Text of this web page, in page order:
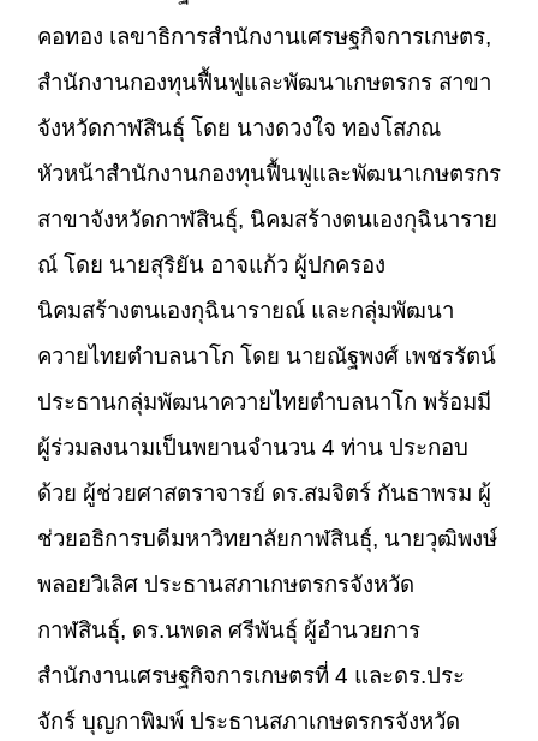
คอทอง เลขาธิการสำนักงานเศรษฐกิจการเกษตร,
สำนักงานกองทุนฟื้นฟูและพัฒนาเกษตรกร สาขา
จังหวัดกาฬสินธุ์ โดย นางดวงใจ ทองโสภณ
หัวหน้าสำนักงานกองทุนฟื้นฟูและพัฒนาเกษตรกร
สาขาจังหวัดกาฬสินธุ์, นิคมสร้างตนเองกุฉินาราย
ณ์ โดย นายสุริยัน อาจแก้ว ผู้ปกครอง
นิคมสร้างตนเองกุฉินารายณ์ และกลุ่มพัฒนา
ควายไทยตำบลนาโก โดย นายณัฐพงศ์ เพชรรัตน์
ประธานกลุ่มพัฒนาควายไทยตำบลนาโก พร้อมมี
ผู้ร่วมลงนามเป็นพยานจำนวน 4 ท่าน ประกอบ
ด้วย ผู้ช่วยศาสตราจารย์ ดร.สมจิตร์ กันธาพรม ผู้
ช่วยอธิการบดีมหาวิทยาลัยกาฬสินธุ์, นายวุฒิพงษ์
พลอยวิเลิศ ประธานสภาเกษตรกรจังหวัด
กาฬสินธุ์, ดร.นพดล ศรีพันธุ์ ผู้อำนวยการ
สำนักงานเศรษฐกิจการเกษตรที่ 4 และดร.ประ
จักร์ บุญกาพิมพ์ ประธานสภาเกษตรกรจังหวัด